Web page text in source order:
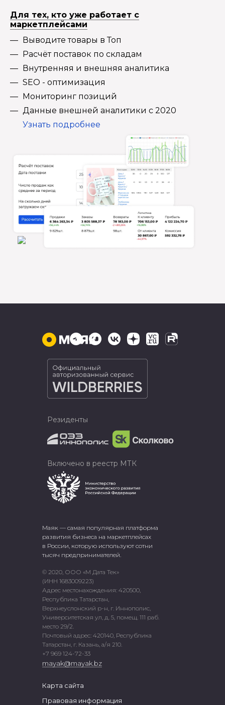
Для тех, кто уже работает с
маркетплейсами
Выводите товары в Топ
Расчёт поставок по складам
Внутренняя и внешняя аналитика
SEO - оптимизация
Мониторинг позиций
Данные внешней аналитики с 2020
Узнать подробнее
Маяк — самая популярная платформа
развития бизнеса на маркетплейсах
в России, которую используют сотни
тысяч предпринимателей.
© 2020, ООО «М Дата Тек»
(ИНН 1683009223)
Адрес местонахождения: 420500,
Республика Татарстан,
Верхнеуслонский р-н, г. Иннополис,
Университетская ул, д. 5, помещ. 111 раб.
место 29/2.
Почтовый адрес: 420140, Республика
Татарстан, г. Казань, а/я 210.
+7 969 124-72-33
mayak@mayak.bz
Карта сайта
Правовая информация
Резиденты
Включено в реестр МТК